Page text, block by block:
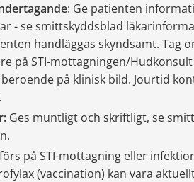
: Ge patienten
- se smittskyddsblad
handläggas skyndsamt. Tag
på STI-mottagningen/
på klinisk bild. Jourtid
Ges muntligt och skriftligt, se
på STI-mottagning eller
(vaccination) kan vara